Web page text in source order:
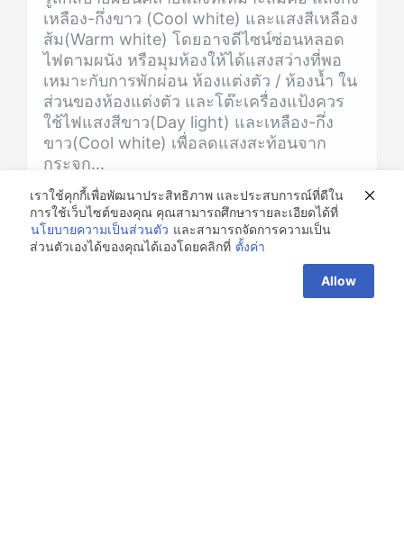
เหลือง-กึ่งขาว (Cool white) และแสงสีเหลือง
ส้ม(Warm white) โดยอาจดีไซน์ซ่อนหลอด
ไฟตามผนัง หรือมุมห้องให้ได้แสงสว่างที่พอ
เหมาะกับการพักผ่อน ห้องแต่งตัว / ห้องน้ำ ใน
ส่วนของห้องแต่งตัว และโต๊ะเครื่องแป้งควร
ใช้ไฟแสงสีขาว(Day light) และเหลือง-กึ่ง
ขาว(Cool white) เพื่อลดแสงสะท้อนจาก
กระจก...
July 22, 2021
เราใช้คุกกี้เพื่อพัฒนาประสิทธิภาพ และประสบการณ์ที่ดีใน
การใช้เว็บไซต์ของคุณ คุณสามารถศึกษารายละเอียดได้ที่
นโยบายความเป็นส่วนตัว และสามารถจัดการความเป็น
ส่วนตัวเองได้ของคุณได้เองโดยคลิกที่ ตั้งค่า
Allow